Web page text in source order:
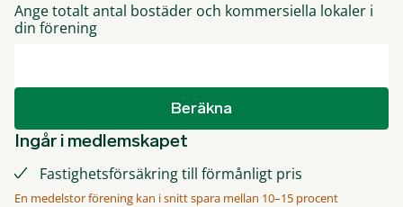
Ange totalt antal bostäder och kommersiella lokaler i
din förening
Beräkna
Ingår i medlemskapet
Fastighetsförsäkring till förmånligt pris
En medelstor förening kan i snitt spara mellan 10–15 procent